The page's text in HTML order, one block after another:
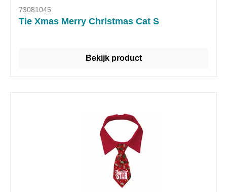
73081045
Tie Xmas Merry Christmas Cat S
Bekijk product